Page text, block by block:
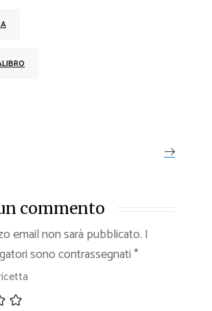
commento
email non sarà pubblicato. I
sono contrassegnati*